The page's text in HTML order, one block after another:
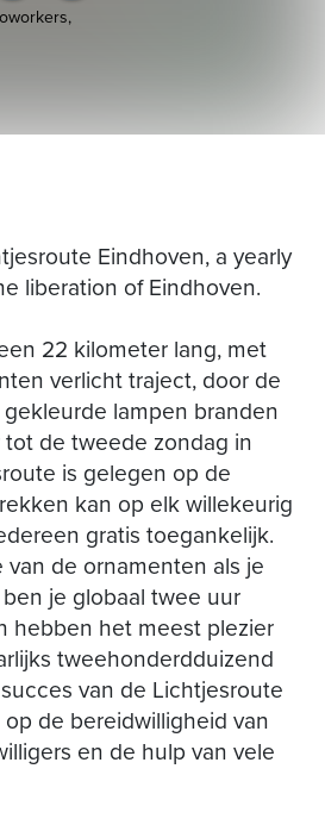
Eindhoven, a yearly
liberation of Eindhoven.
22 kilometer lang, met
verlicht traject, door de
lampen branden
de tweede zondag in
is gelegen op de
kan op elk willekeurig
gratis toegankelijk.
de ornamenten als je
je globaal twee uur
hebben het meest plezier
tweehonderdduizend
van de Lichtjesroute
de bereidwilligheid van
en de hulp van vele